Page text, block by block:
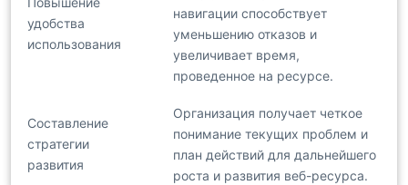
удобства
использования
навигации способствует
уменьшению отказов и
увеличивает время,
проведенное на ресурсе.
Составление
стратегии
развития
Организация получает четкое
понимание текущих проблем и
план действий для дальнейшего
роста и развития веб-ресурса.